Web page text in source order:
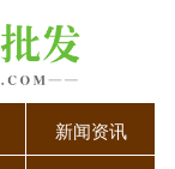
新闻资讯